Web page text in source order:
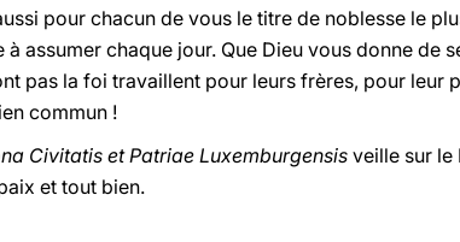
pour chacun de vous le titre de noblesse le
assumer chaque jour. Que Dieu vous donne de
pas la foi travaillent pour leurs frères, pour leur
commun !
Civitatis et Patriae Luxemburgensis veille sur le
et tout bien.